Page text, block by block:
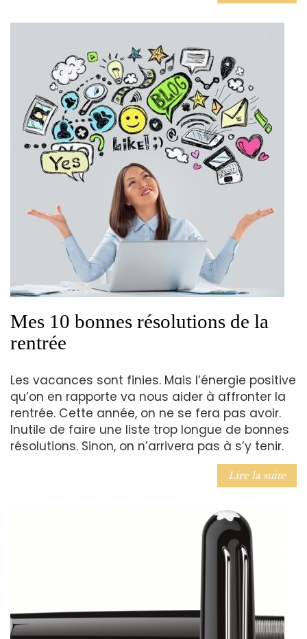
Mes 10 bonnes résolutions de la
rentrée
Les vacances sont finies. Mais l’énergie positive
qu’on en rapporte va nous aider à affronter la
rentrée. Cette année, on ne se fera pas avoir.
Inutile de faire une liste trop longue de bonnes
résolutions. Sinon, on n’arrivera pas à s’y tenir.
Lire la suite